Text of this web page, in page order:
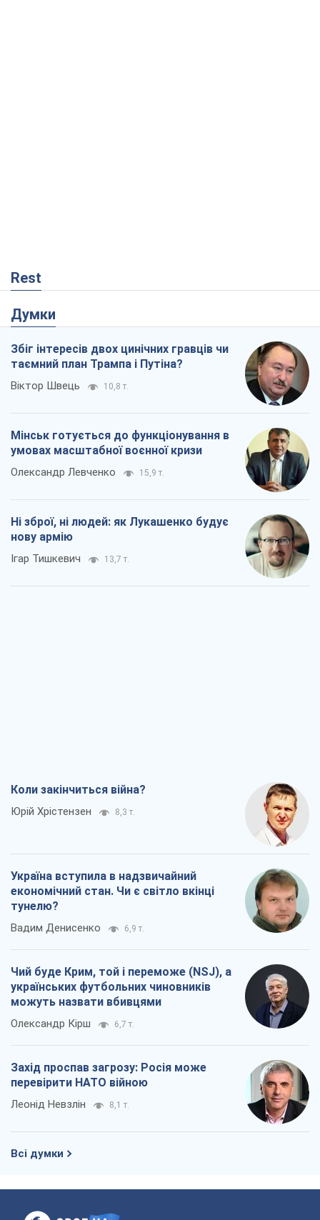
Rest
Думки
Збіг інтересів двох цинічних гравців чи
таємний план Трампа і Путіна?
Віктор Швець 10,8 т.
Мінськ готується до функціонування в
умовах масштабної воєнної кризи
Олександр Левченко 15,9 т.
Ні зброї, ні людей: як Лукашенко будує
нову армію
Ігар Тишкевич 13,7 т.
Коли закінчиться війна?
Юрій Хрістензен 8,3 т.
Україна вступила в надзвичайний
економічний стан. Чи є світло вкінці
тунелю?
Вадим Денисенко 6,9 т.
Чий буде Крим, той і переможе (NSJ), а
українських футбольних чиновників
можуть назвати вбивцями
Олександр Кірш 6,7 т.
Захід проспав загрозу: Росія може
перевірити НАТО війною
Леонід Невзлін 8,1 т.
Всі думки